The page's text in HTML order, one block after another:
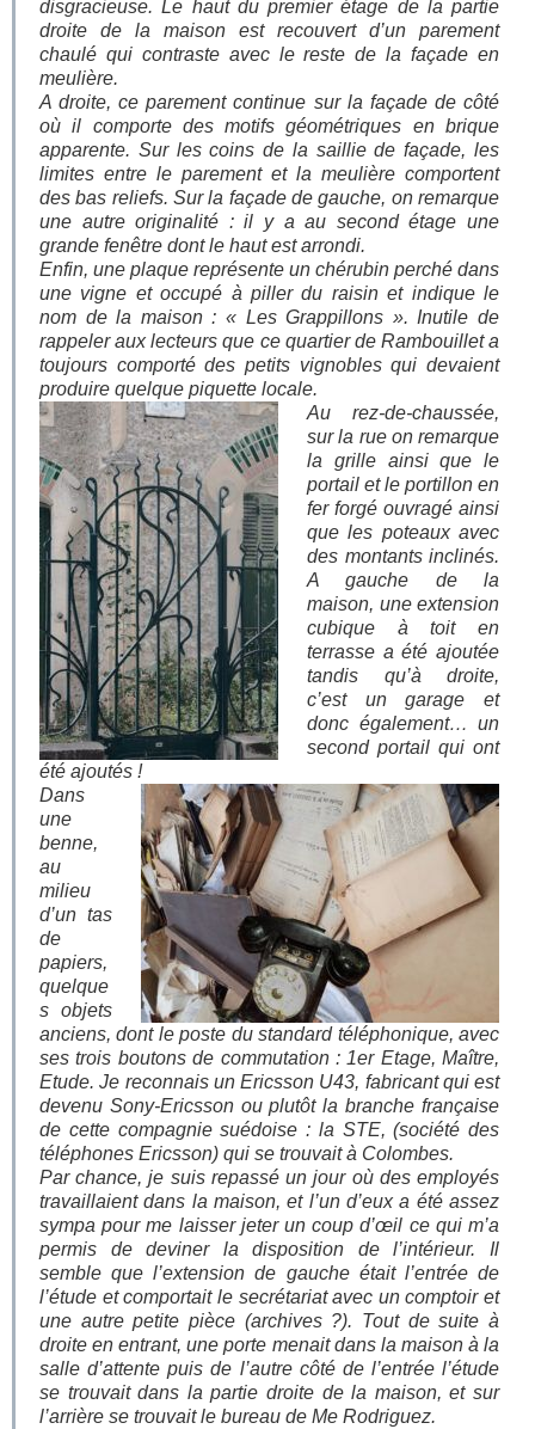
disgracieuse. Le haut du premier étage de la partie
droite de la maison est recouvert d’un parement
chaulé qui contraste avec le reste de la façade en
meulière.
A droite, ce parement continue sur la façade de côté
où il comporte des motifs géométriques en brique
apparente. Sur les coins de la saillie de façade, les
limites entre le parement et la meulière comportent
des bas reliefs. Sur la façade de gauche, on remarque
une autre originalité : il y a au second étage une
grande fenêtre dont le haut est arrondi.
Enfin, une plaque représente un chérubin perché dans
une vigne et occupé à piller du raisin et indique le
nom de la maison : « Les Grappillons ». Inutile de
rappeler aux lecteurs que ce quartier de Rambouillet a
toujours comporté des petits vignobles qui devaient
produire quelque piquette locale.
Au rez-de-chaussée,
sur la rue on remarque
la grille ainsi que le
portail et le portillon en
fer forgé ouvragé ainsi
que les poteaux avec
des montants inclinés.
A gauche de la
maison, une extension
cubique à toit en
terrasse a été ajoutée
tandis qu’à droite,
c’est un garage et
donc également… un
second portail qui ont
été ajoutés !
Dans
une
benne,
au
milieu
d’un tas
de
papiers,
quelque
s objets
anciens, dont le poste du standard téléphonique, avec
ses trois boutons de commutation : 1er Etage, Maître,
Etude. Je reconnais un Ericsson U43, fabricant qui est
devenu Sony-Ericsson ou plutôt la branche française
de cette compagnie suédoise : la STE, (société des
téléphones Ericsson) qui se trouvait à Colombes.
Par chance, je suis repassé un jour où des employés
travaillaient dans la maison, et l’un d’eux a été assez
sympa pour me laisser jeter un coup d’œil ce qui m’a
permis de deviner la disposition de l’intérieur. Il
semble que l’extension de gauche était l’entrée de
l’étude et comportait le secrétariat avec un comptoir et
une autre petite pièce (archives ?). Tout de suite à
droite en entrant, une porte menait dans la maison à la
salle d’attente puis de l’autre côté de l’entrée l’étude
se trouvait dans la partie droite de la maison, et sur
l’arrière se trouvait le bureau de Me Rodriguez.